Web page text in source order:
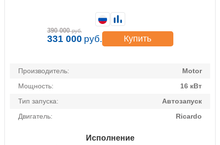
Производитель:
Motor
Мощность:
16 кВт
Тип запуска:
Автозапуск
Двигатель:
Ricardo
Исполнение
390 000 руб.
331 000 руб. Купить